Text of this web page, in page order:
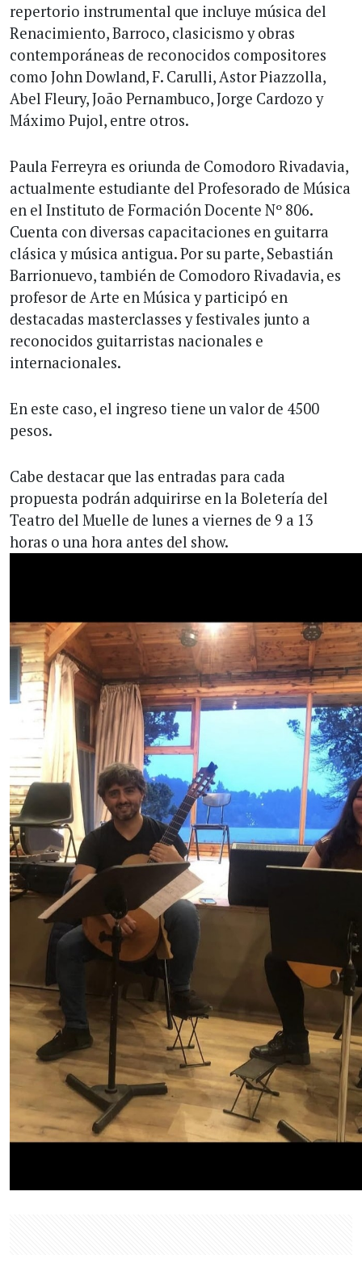
repertorio instrumental que incluye música del
Renacimiento, Barroco, clasicismo y obras
contemporáneas de reconocidos compositores
como John Dowland, F. Carulli, Astor Piazzolla,
Abel Fleury, João Pernambuco, Jorge Cardozo y
Máximo Pujol, entre otros.
Paula Ferreyra es oriunda de Comodoro Rivadavia,
actualmente estudiante del Profesorado de Música
en el Instituto de Formación Docente Nº 806.
Cuenta con diversas capacitaciones en guitarra
clásica y música antigua. Por su parte, Sebastián
Barrionuevo, también de Comodoro Rivadavia, es
profesor de Arte en Música y participó en
destacadas masterclasses y festivales junto a
reconocidos guitarristas nacionales e
internacionales.
En este caso, el ingreso tiene un valor de 4500
pesos.
Cabe destacar que las entradas para cada
propuesta podrán adquirirse en la Boletería del
Teatro del Muelle de lunes a viernes de 9 a 13
horas o una hora antes del show.